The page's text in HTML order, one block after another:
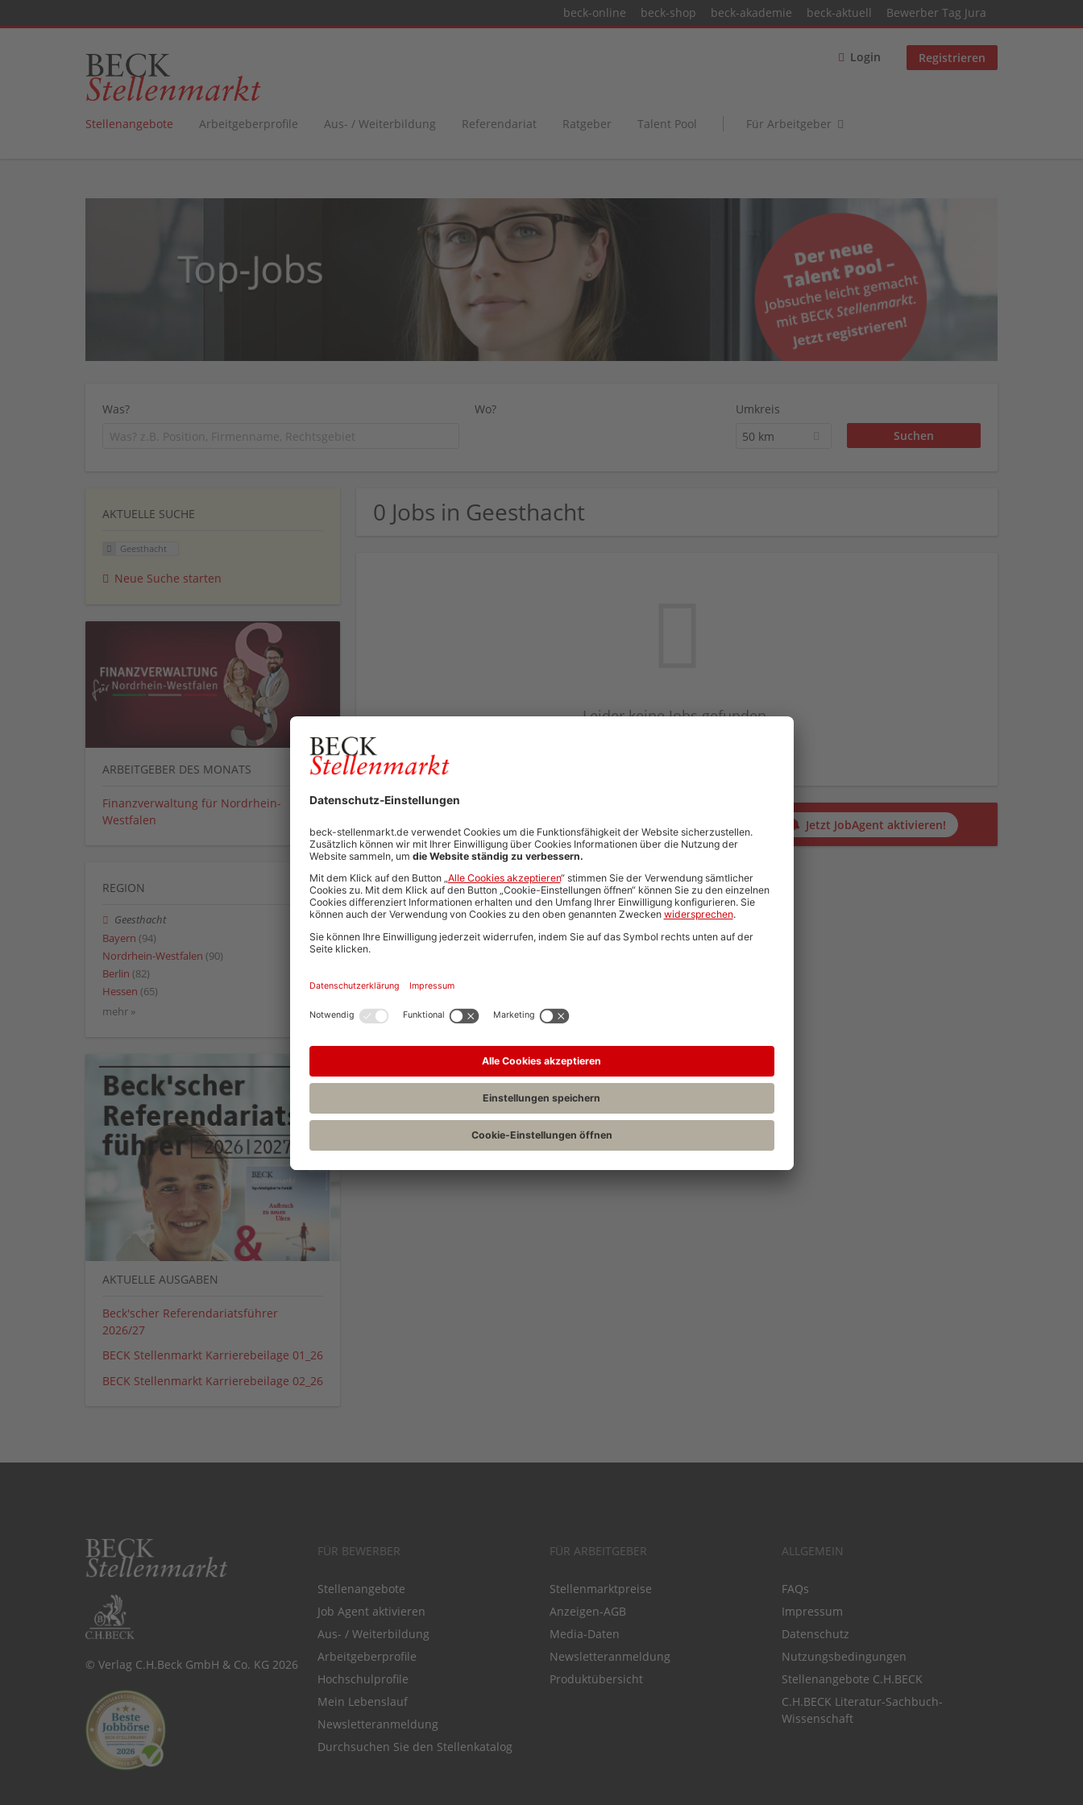
beck-online beck-shop beck-akademie beck-aktuell Bewerber Tag Jura
Login Registrieren
Stellenangebote Arbeitgeberprofile Aus- / Weiterbildung Referendariat Ratgeber Talent Pool Für Arbeitgeber
Was? Wo?
Umkreis
50 km
0 Jobs in Geesthacht
Leider keine Jobs gefunden.
Jetzt JobAgent aktivieren!
AKTUELLE SUCHE
Geesthacht
Neue Suche starten
ARBEITGEBER DES MONATS
Finanzverwaltung für Nordrhein-
Westfalen
REGION
Geesthacht
Bayern (94)
Nordrhein-Westfalen (90)
Berlin (82)
Hessen (65)
mehr »
AKTUELLE AUSGABEN
Beck'scher Referendariatsführer
2026/27
BECK Stellenmarkt Karrierebeilage 01_26
BECK Stellenmarkt Karrierebeilage 02_26
© Verlag C.H.Beck GmbH & Co. KG 2026
FÜR BEWERBER
Stellenangebote
Job Agent aktivieren
Aus- / Weiterbildung
Arbeitgeberprofile
Hochschulprofile
Mein Lebenslauf
Newsletteranmeldung
Durchsuchen Sie den Stellenkatalog
FÜR ARBEITGEBER
Stellenmarktpreise
Anzeigen-AGB
Media-Daten
Newsletteranmeldung
Produktübersicht
ALLGEMEIN
FAQs
Impressum
Datenschutz
Nutzungsbedingungen
Stellenangebote C.H.BECK
C.H.BECK Literatur-Sachbuch-
Wissenschaft